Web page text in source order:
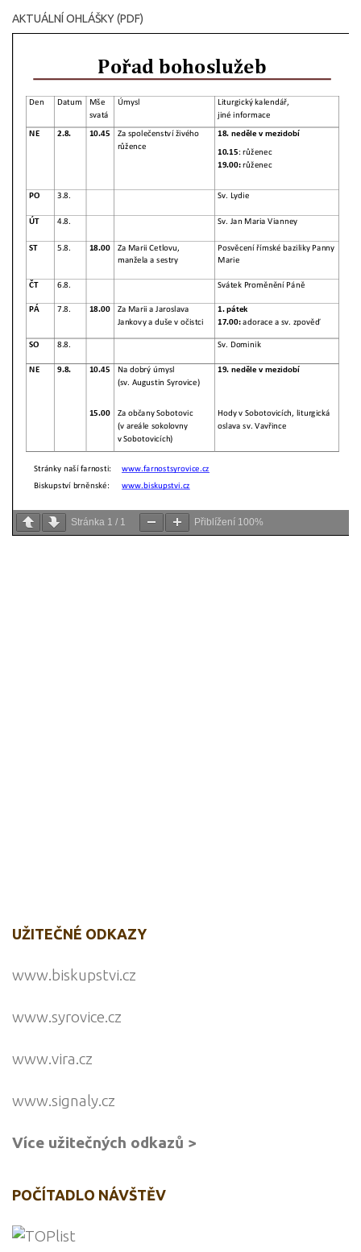
AKTUÁLNÍ OHLÁŠKY (PDF)
Stránka 1 / 1 Přiblížení 100%
UŽITEČNÉ ODKAZY
www.biskupstvi.cz
www.syrovice.cz
www.vira.cz
www.signaly.cz
Více užitečných odkazů >
POČÍTADLO NÁVŠTĚV